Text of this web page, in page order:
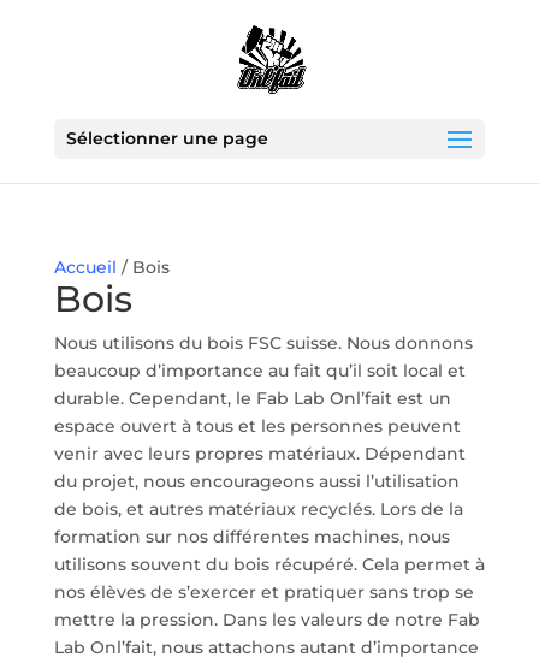
Sélectionner une page
Accueil / Bois
Bois
Nous utilisons du bois FSC suisse. Nous donnons
beaucoup d’importance au fait qu’il soit local et
durable. Cependant, le Fab Lab Onl’fait est un
espace ouvert à tous et les personnes peuvent
venir avec leurs propres matériaux. Dépendant
du projet, nous encourageons aussi l’utilisation
de bois, et autres matériaux recyclés. Lors de la
formation sur nos différentes machines, nous
utilisons souvent du bois récupéré. Cela permet à
nos élèves de s’exercer et pratiquer sans trop se
mettre la pression. Dans les valeurs de notre Fab
Lab Onl’fait, nous attachons autant d’importance